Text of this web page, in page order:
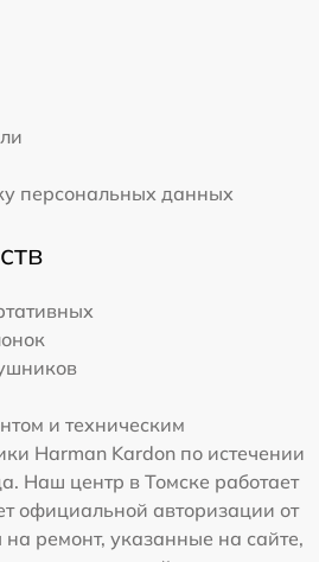
персональных данных
и техническим
Harman Kardon по истечении
Наш центр в Томске работает
официальной авторизации от
ремонт, указанные на сайте,